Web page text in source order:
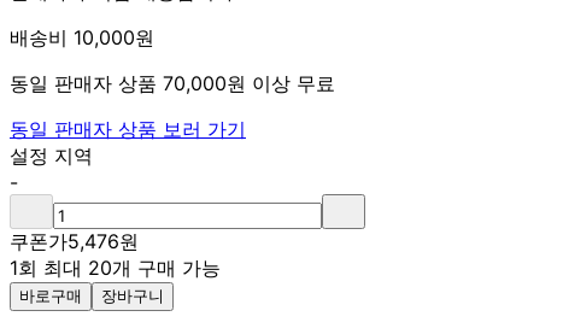
배송비 10,000원
동일 판매자 상품 70,000원 이상 무료
동일 판매자 상품 보러 가기
설정 지역
-
쿠폰가5,476원
1회 최대 20개 구매 가능
바로구매 장바구니